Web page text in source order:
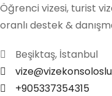
Öğrenci vizesi, turist
oranlı destek &
Beşiktaş, İstanbul
+905337354315